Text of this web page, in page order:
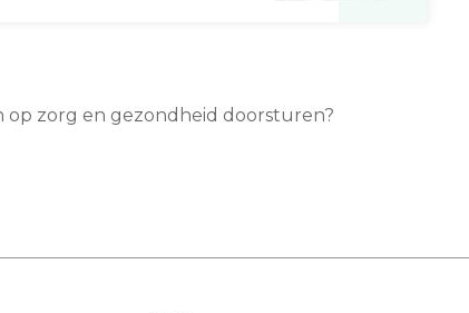
op zorg en gezondheid doorsturen?